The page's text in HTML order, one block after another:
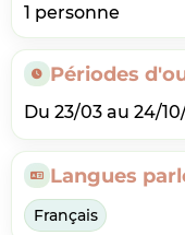
1 personne
Périodes
Du 23/03 au 24/
Langues
Français